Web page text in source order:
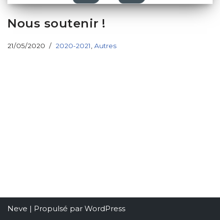
Nous soutenir !
21/05/2020 2020-2021 Autres
Neve | Propulsé par WordPress